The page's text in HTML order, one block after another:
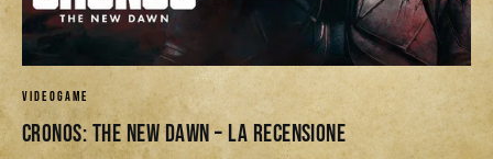
VIDEOGAME
CRONOS: THE NEW DAWN – La Recensione